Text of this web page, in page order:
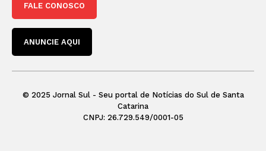
FALE CONOSCO
ANUNCIE AQUI
© 2025 Jornal Sul - Seu portal de Notícias do Sul de Santa
Catarina
CNPJ: 26.729.549/0001-05